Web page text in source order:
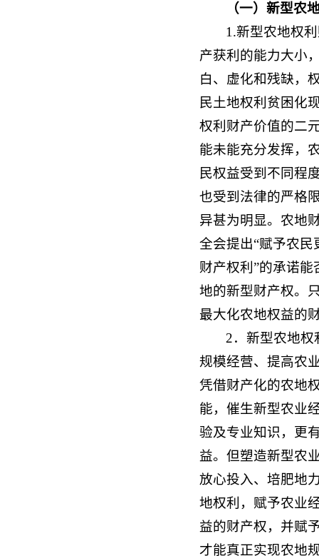
（一）新型农
1.新型农地权
产获利的能力大小
白、虚化和残缺，
民土地权利贫困化
权利财产价值的二
能未能充分发挥，
民权益受到不同程
也受到法律的严格
异甚为明显。农地
全会提出“赋予农
财产权利”的承诺
地的新型财产权。
最大化农地权益的
2．新型农地
规模经营、提高农
凭借财产化的农地
能，催生新型农业
验及专业知识，更
益。但塑造新型农
放心投入、培肥地
地权利，赋予农业
益的财产权，并赋
才能真正实现农地